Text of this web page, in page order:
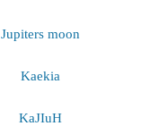
Jupiters moon
Kaekia
KaJIuH